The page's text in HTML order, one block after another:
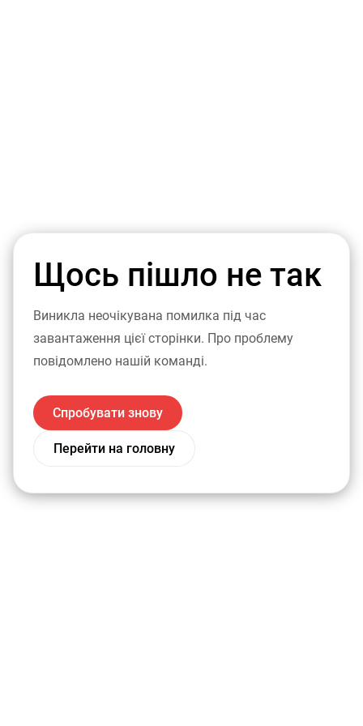
Щось пішло не так
Виникла неочікувана помилка під час
завантаження цієї сторінки. Про проблему
повідомлено нашій команді.
Спробувати знову
Перейти на головну